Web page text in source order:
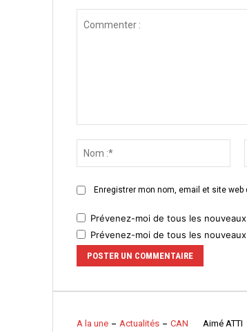
Enregistrer mon nom, email et site
Prévenez-moi de tous les
Prévenez-moi de tous les
A la une Actualités CAN Aimé ATTI